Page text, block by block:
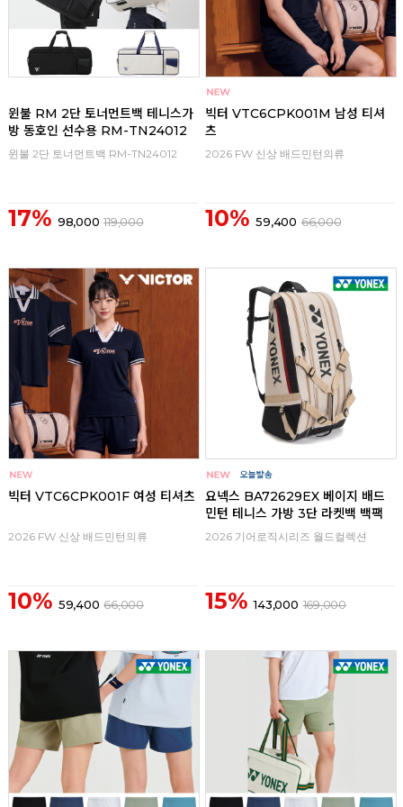
윈불 RM 2단 토너먼트백 테니스가
방 동호인 선수용 RM-TN24012
윈불 2단 토너먼트백 RM-TN24012
17% 98,000 119,000
빅터 VTC6CPK001M 남성 티셔
츠
2026 FW 신상 배드민턴의류
10% 59,400 66,000
빅터 VTC6CPK001F 여성 티셔츠
2026 FW 신상 배드민턴의류
10% 59,400 66,000
요넥스 BA72629EX 베이지 배드
민턴 테니스 가방 3단 라켓백 백팩
2026 기어로직시리즈 월드컬렉션
15% 143,000 169,000